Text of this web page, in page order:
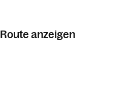
Route anzeigen